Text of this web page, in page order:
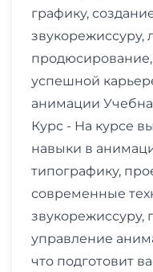
графику,
звукорежиссуру,
продюсирование,
успешной
анимации
Курс - На курсе
навыки в
типографику,
современные
управление
что подготовит